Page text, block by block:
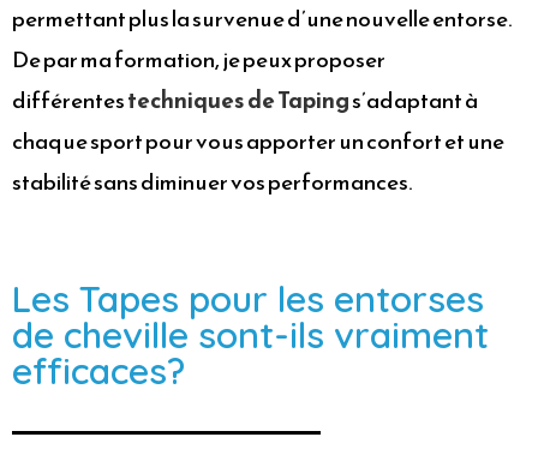
permettant plus la survenue d’une nouvelle entorse.
De par ma formation, je peux proposer
différentestechniques de Tapings’adaptant à
chaque sport pour vous apporter un confort et une
stabilité sans diminuer vos performances.
Les Tapes pour les entorses
de cheville sont-ils vraiment
efficaces?